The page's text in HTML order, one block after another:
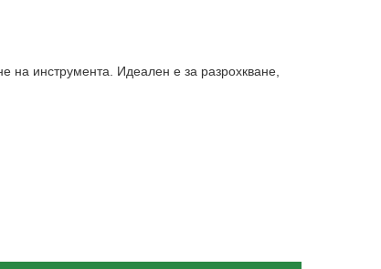
на инструмента. Идеален е за разрохкване,